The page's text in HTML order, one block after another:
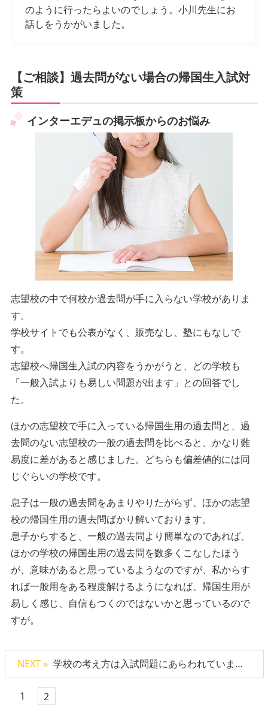
のように行ったらよいのでしょう。小川先生にお
話しをうかがいました。
【ご相談】過去問がない場合の帰国生入試対
策
インターエデュの掲示板からのお悩み
志望校の中で何校か過去問が手に入らない学校がありま
す。
学校サイトでも公表がなく、販売なし、塾にもなしで
す。
志望校へ帰国生入試の内容をうかがうと、どの学校も
「一般入試よりも易しい問題が出ます」との回答でし
た。
ほかの志望校で手に入っている帰国生用の過去問と、過
去問のない志望校の一般の過去問を比べると、かなり難
易度に差があると感じました。どちらも偏差値的には同
じぐらいの学校です。
息子は一般の過去問をあまりやりたがらず、ほかの志望
校の帰国生用の過去問ばかり解いております。
息子からすると、一般の過去問より簡単なのであれば、
ほかの学校の帰国生用の過去問を数多くこなしたほう
が、意味があると思っているようなのですが、私からす
れば一般用をある程度解けるようになれば、帰国生用が
易しく感じ、自信もつくのではないかと思っているので
すが。
NEXT » 学校の考え方は入試問題にあらわれています【小川先生のアドバイス】
1 2